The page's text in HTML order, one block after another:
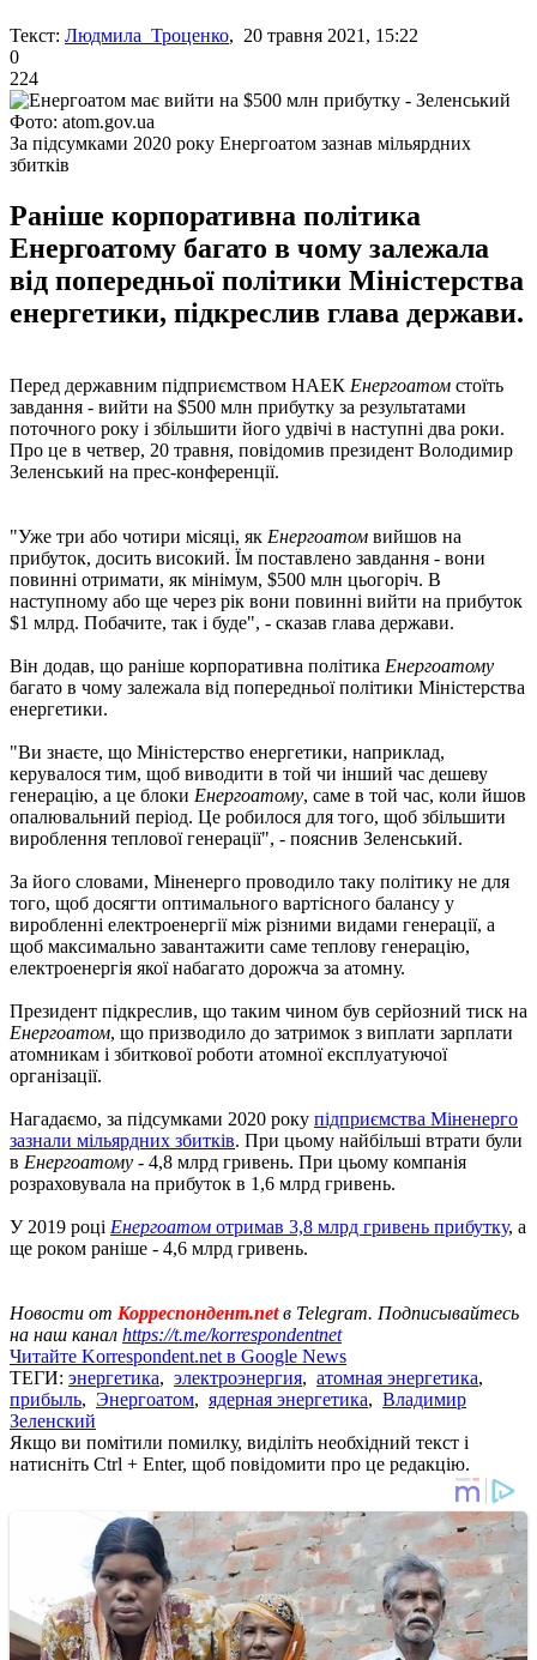
Текст: Людмила Троценко, 20 травня 2021, 15:22
0
224
Фото: atom.gov.ua
За підсумками 2020 року Енергоатом зазнав мільярдних
збитків
Раніше корпоративна політика
Енергоатому багато в чому залежала
від попередньої політики Міністерства
енергетики, підкреслив глава держави.
Перед державним підприємством НАЕК Енергоатом стоїть
завдання - вийти на $500 млн прибутку за результатами
поточного року і збільшити його удвічі в наступні два роки.
Про це в четвер, 20 травня, повідомив президент Володимир
Зеленський на прес-конференції.
"Уже три або чотири місяці, як Енергоатом вийшов на
прибуток, досить високий. Їм поставлено завдання - вони
повинні отримати, як мінімум, $500 млн цьогоріч. В
наступному або ще через рік вони повинні вийти на прибуток
$1 млрд. Побачите, так і буде", - сказав глава держави.
Він додав, що раніше корпоративна політика Енергоатому
багато в чому залежала від попередньої політики Міністерства
енергетики.
"Ви знаєте, що Міністерство енергетики, наприклад,
керувалося тим, щоб виводити в той чи інший час дешеву
генерацію, а це блоки Енергоатому, саме в той час, коли йшов
опалювальний період. Це робилося для того, щоб збільшити
вироблення теплової генерації", - пояснив Зеленський.
За його словами, Міненерго проводило таку політику не для
того, щоб досягти оптимального вартісного балансу у
виробленні електроенергії між різними видами генерації, а
щоб максимально завантажити саме теплову генерацію,
електроенергія якої набагато дорожча за атомну.
Президент підкреслив, що таким чином був серйозний тиск на
Енергоатом, що призводило до затримок з виплати зарплати
атомникам і збиткової роботи атомної експлуатуючої
організації.
Нагадаємо, за підсумками 2020 року підприємства Міненерго
зазнали мільярдних збитків. При цьому найбільші втрати були
в Енергоатому - 4,8 млрд гривень. При цьому компанія
розраховувала на прибуток в 1,6 млрд гривень.
У 2019 році Енергоатом отримав 3,8 млрд гривень прибутку, а
ще роком раніше - 4,6 млрд гривень.
Новости от Корреспондент.netв Telegram. Подписывайтесь
на наш канал https://t.me/korrespondentnet
Читайте Korrespondent.net в Google News
ТЕГИ: энергетика, электроэнергия, атомная энергетика,
прибыль, Энергоатом, ядерная энергетика, Владимир
Зеленский
Якщо ви помітили помилку, виділіть необхідний текст і
натисніть Ctrl + Enter, щоб повідомити про це редакцію.